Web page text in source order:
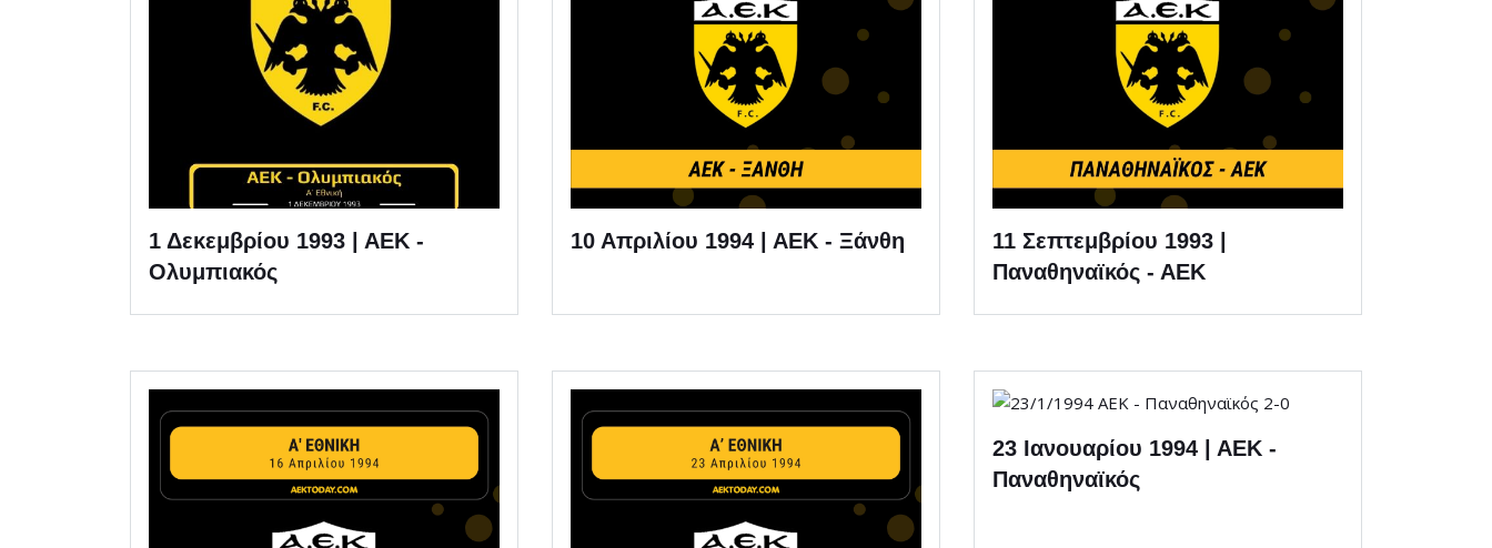
1 Δεκεμβρίου 1993 | ΑΕΚ -
Ολυμπιακός
10 Απριλίου 1994 | ΑΕΚ - Ξάνθη
11 Σεπτεμβρίου 1993 |
Παναθηναϊκός - ΑΕΚ
23 Ιανουαρίου 1994 | ΑΕΚ -
Παναθηναϊκός